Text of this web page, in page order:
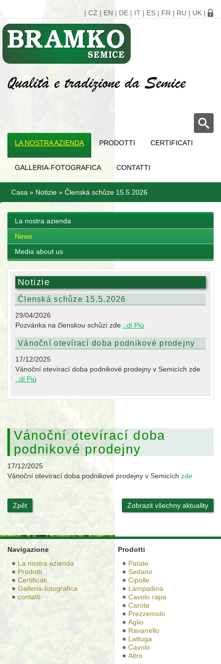
| CZ | EN | DE | IT | ES | FR | RU | UK |
LA NOSTRA AZIENDA PRODOTTI CERTIFICATI
GALLERIA-FOTOGRAFICA CONTATTI
Casa » Notizie » Členská schůze 15.5.2026
La nostra azienda
News
Media about us
Notizie
Členská schůze 15.5.2026
29/04/2026
Pozvánka na členskou schůzí zde
..di Più
Vánoční otevírací doba podnikové prodejny
17/12/2025
Vánoční otevírací doba podnikové prodejny v Semicích zde
..di Più
Vánoční otevírací doba
podnikové prodejny
17/12/2025
Vánoční otevírací doba podnikové prodejny v Semicích zde
Zpět Zobrazit všechny aktuality
Navigazione
La nostra azienda
Prodotti
Certificati
Galleria-fotografica
contatti
Prodotti
Patate
Sedano
Cipolle
Lampadina
Cavolo rapa
Carote
Prezzemolo
Aglio
Ravanello
Lattuga
Cavolo
Altro